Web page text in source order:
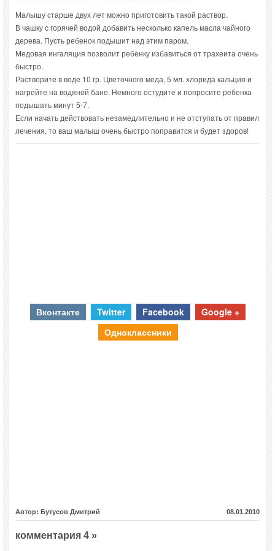
Малышу старше двух лет можно приготовить такой раствор.
В чашку с горячей водой добавить несколько капель масла чайного
дерева. Пусть ребенок подышит над этим паром.
Медовая ингаляция позволит ребенку избавиться от трахеита очень
быстро.
Растворите в воде 10 гр. Цветочного меда, 5 мл. хлорида кальция и
нагрейте на водяной бане. Немного остудите и попросите ребенка
подышать минут 5-7.
Если начать действовать незамедлительно и не отступать от правил
лечения, то ваш малыш очень быстро поправится и будет здоров!
Вконтакте Twitter Facebook
Google +
Одноклассники
Автор: Бутусов Дмитрий 08.01.2010
комментария 4 »